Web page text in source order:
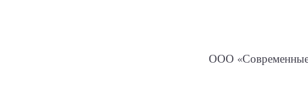
ООО «Современные